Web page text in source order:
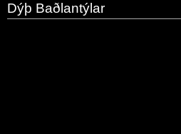
Dýþ Baðlantýlar